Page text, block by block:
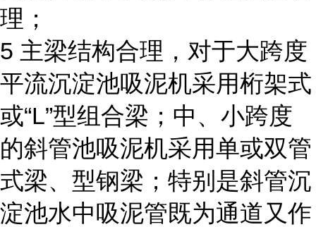
理；
5 主梁结构合理，对于大跨度
平流沉淀池吸泥机采用桁架式
或“L”型组合梁；中、小跨度
的斜管池吸泥机采用单或双管
式梁、型钢梁；特别是斜管沉
淀池水中吸泥管既为通道又作